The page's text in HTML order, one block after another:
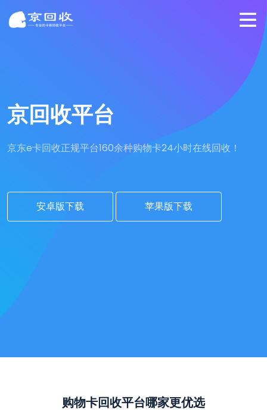
京回收平台
京东e卡回收正规平台160余种购物卡24小时在线回收！
安卓版下载 苹果版下载
购物卡回收平台哪家更优选